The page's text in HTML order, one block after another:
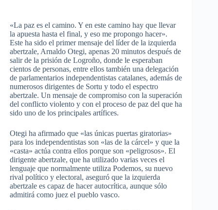
«La paz es el camino. Y en este camino hay que llevar
la apuesta hasta el final, y eso me propongo hacer».
Este ha sido el primer mensaje del líder de la izquierda
abertzale, Arnaldo Otegi, apenas 20 minutos después de
salir de la prisión de Logroño, donde le esperaban
cientos de personas, entre ellos también una delegación
de parlamentarios independentistas catalanes, además de
numerosos dirigentes de Sortu y todo el espectro
abertzale. Un mensaje de compromiso con la superación
del conflicto violento y con el proceso de paz del que ha
sido uno de los principales artífices.
Otegi ha afirmado que «las únicas puertas giratorias»
para los independentistas son «las de la cárcel» y que la
«casta» actúa contra ellos porque son «peligrosos». El
dirigente abertzale, que ha utilizado varias veces el
lenguaje que normalmente utiliza Podemos, su nuevo
rival político y electoral, aseguró que la izquierda
abertzale es capaz de hacer autocrítica, aunque sólo
admitirá como juez el pueblo vasco.